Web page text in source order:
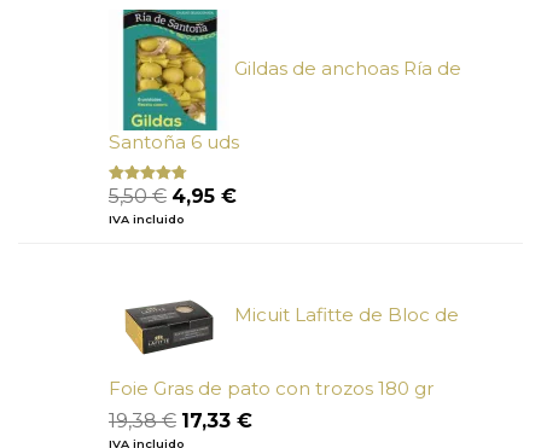
era:
6,73 €.
Gildas de anchoas Ría de
Santoña 6 uds
Valorado
con
de 5
5,50€ El
precio
4,95 €El
IVA incluido
Micuit Lafitte de Bloc de
Foie Gras de pato con trozos 180 gr
19,38€ El
precio
17,33 €El
IVA incluido